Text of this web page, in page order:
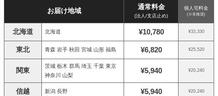
お届け地域 通常料金
(法人/支店止め)
個人宅料金
(※非推奨)
北海道 北海道 ¥10,780 ¥33,330
東北 青森 岩手 秋田 宮城 山形 福島 ¥6,820 ¥25,520
関東
茨城 栃木 群馬 埼玉 千葉 東京
神奈川 山梨
¥5,940 ¥20,240
信越 新潟 長野 ¥5,940 ¥20,240